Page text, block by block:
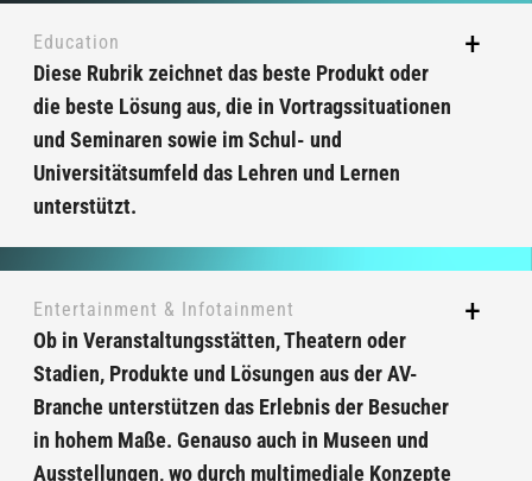
Education
Diese Rubrik zeichnet das beste Produkt oder
die beste Lösung aus, die in Vortragssituationen
und Seminaren sowie im Schul- und
Universitätsumfeld das Lehren und Lernen
unterstützt.
Entertainment & Infotainment
Ob in Veranstaltungsstätten, Theatern oder
Stadien, Produkte und Lösungen aus der AV-
Branche unterstützen das Erlebnis der Besucher
in hohem Maße. Genauso auch in Museen und
Ausstellungen, wo durch multimediale Konzepte